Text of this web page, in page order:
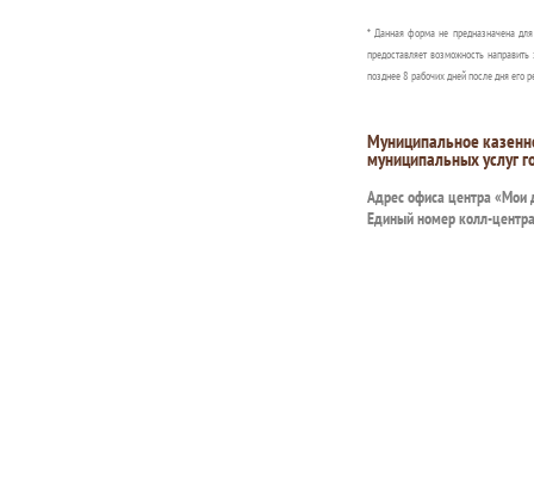
* Данная форма не предназначена
предоставляет возможность
позднее 8 рабочих дней после дня его
Муниципальное
муниципальных услуг
Адрес офиса центра «Мои
Единый номер колл-